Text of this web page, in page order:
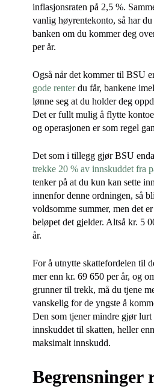
inflasjonsraten på 2,5 %.
vanlig høyrentekonto, så har
banken om du kommer deg
per år.
Også når det kommer til BSU
gode renterdu får, bankene
lønne seg at du holder deg
Det er fullt mulig å flytte
og operasjonen er som regel
Det som i tillegg gjør BSU
trekke 20 % av innskuddet fra
tenker på at du kun kan sette
innenfor denne ordningen, så
voldsomme summer, men det
beløpet det gjelder. Altså kr. 5
år.
For å utnytte skattefordelen til
mer enn kr. 69 650 per år, og
grunner til trekk, må du tjene
vanskelig for de yngste å
Den som tjener mindre gjør lurt
innskuddet til skatten, heller
maksimalt innskudd.
Begrensninger